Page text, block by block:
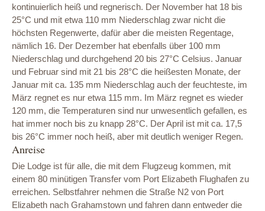
kontinuierlich heiß und regnerisch. Der November hat 18 bis
25°C und mit etwa 110 mm Niederschlag zwar nicht die
höchsten Regenwerte, dafür aber die meisten Regentage,
nämlich 16. Der Dezember hat ebenfalls über 100 mm
Niederschlag und durchgehend 20 bis 27°C Celsius. Januar
und Februar sind mit 21 bis 28°C die heißesten Monate, der
Januar mit ca. 135 mm Niederschlag auch der feuchteste, im
März regnet es nur etwa 115 mm. Im März regnet es wieder
120 mm, die Temperaturen sind nur unwesentlich gefallen, es
hat immer noch bis zu knapp 28°C. Der April ist mit ca. 17,5
bis 26°C immer noch heiß, aber mit deutlich weniger Regen.
Anreise
Die Lodge ist für alle, die mit dem Flugzeug kommen, mit
einem 80 minütigen Transfer vom Port Elizabeth Flughafen zu
erreichen. Selbstfahrer nehmen die Straße N2 von Port
Elizabeth nach Grahamstown und fahren dann entweder die